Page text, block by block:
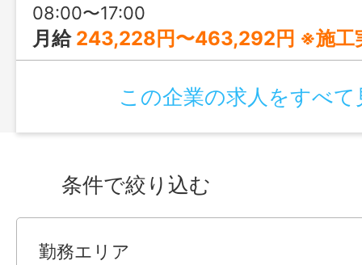
08:00〜17:00
月給 243,228円〜463,292円 ※施工実績や保有資格（スキル）に応じて判断 ※固定残
この企業の求人をすべて
条件で絞り込む
勤務エリア